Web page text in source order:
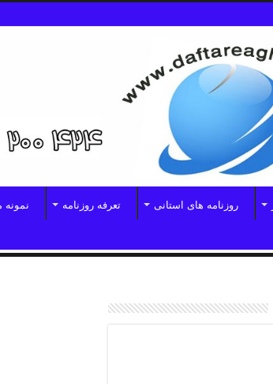
روزنامه های استانی تعرفه روزنامه نمونه